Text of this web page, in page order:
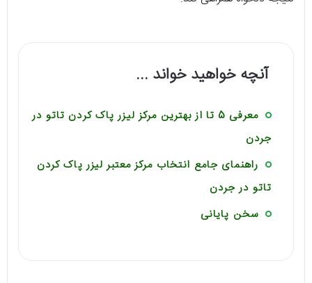
آنچه خواهید خواند ...
معرفی 5 تا از بهترین مرکز لیزر پاک کردن تاتو در
جردن
راهنمای جامع انتخاب مرکز معتبر لیزر پاک کردن
تاتو در جردن
سخن پایانی